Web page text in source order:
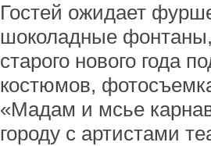
Гостей ожидает
шоколадные
старого нового года
костюмов,
«Мадам и мсье
городу с артистами